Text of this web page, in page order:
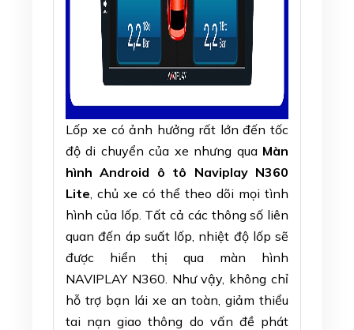
Lốp xe có ảnh hưởng rất lớn đến tốc
độ di chuyển của xe nhưng qua Màn
hình Android ô tô Naviplay N360
Lite, chủ xe có thể theo dõi mọi tình
hình của lốp. Tất cả các thông số liên
quan đến áp suất lốp, nhiệt độ lốp sẽ
được hiển thị qua màn hình
NAVIPLAY N360. Như vậy, không chỉ
hỗ trợ bạn lái xe an toàn, giảm thiểu
tai nạn giao thông do vấn đề phát